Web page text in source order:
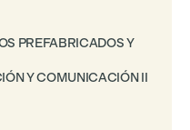
PREFABRICADOS Y
Y COMUNICACIÓN II